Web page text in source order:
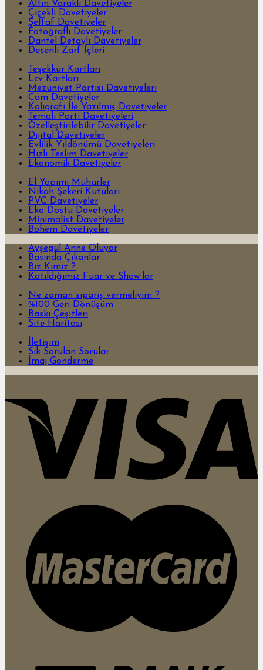
Altın Varaklı Davetiyeler
Çiçekli Davetiyeler
Şeffaf Davetiyeler
Fotoğraflı Davetiyeler
Dantel Detaylı Davetiyeler
Desenli Zarf İçleri
Teşekkür Kartları
Lcv Kartları
Mezuniyet Partisi Davetiyeleri
Cam Davetiyeler
Kaligrafi İle Yazılmış Davetiyeler
Temalı Parti Davetiyeleri
Özelleştirilebilir Davetiyeler
Dijital Davetiyeler
Evlilik Yıldönümü Davetiyeleri
Hızlı Teslim Davetiyeler
Ekonomik Davetiyeler
El Yapımı Mühürler
Nikah Şekeri Kutuları
PVC Davetiyeler
Eko Dostu Davetiyeler
Minimalist Davetiyeler
Bohem Davetiyeler
Ayşegül Anne Oluyor
Basında Çıkanlar
Biz Kimiz ?
Katıldığımız Fuar ve Show’lar
Ne zaman sipariş vermeliyim ?
%100 Geri Dönüşüm
Baskı Çeşitleri
Site Haritası
İletişim
Sık Sorulan Sorular
İmaj Gönderme